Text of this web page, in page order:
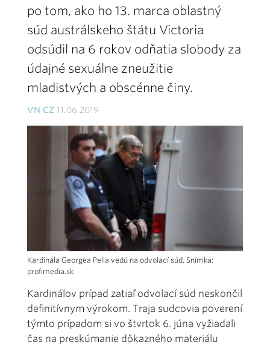
po tom, ako ho 13. marca oblastný
súd austrálskeho štátu Victoria
odsúdil na 6 rokov odňatia slobody za
údajné sexuálne zneužitie
mladistvých a obscénne činy.
VN CZ 11.06.2019
Kardinála Georgea Pella vedú na odvolací súd. Snímka:
profimedia.sk
Kardinálov prípad zatiaľ odvolací súd neskončil
definitívnym výrokom. Traja sudcovia poverení
týmto prípadom si vo štvrtok 6. júna vyžiadali
čas na preskúmanie dôkazného materiálu